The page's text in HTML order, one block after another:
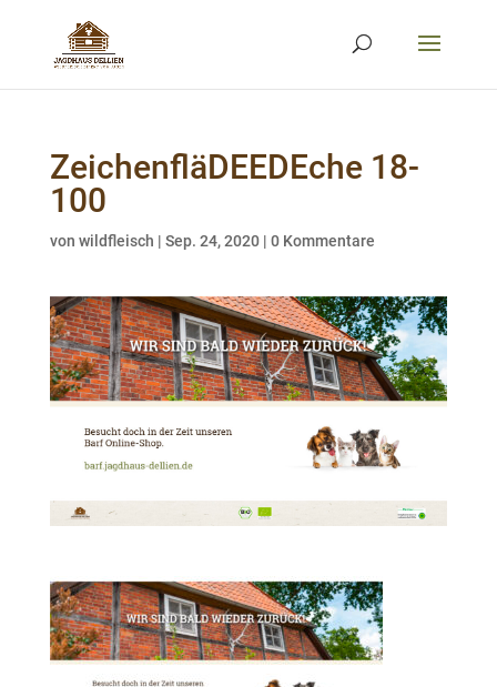
ZeichenfläDEEDEche 18-
100
von wildfleisch | Sep. 24, 2020| 0 Kommentare